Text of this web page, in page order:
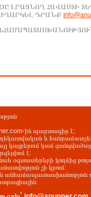
ԼՐԱՑՆՈՂ ՀԱՎԱՍՏԻ
ԴՐԱՆՔ
ին պարտադիր է:
և
կայքերում կամ
է:
օգտատերերի կողմից
չի կրում:
անհամապատասխանություն